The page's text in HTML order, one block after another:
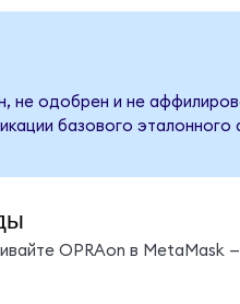
не одобрен и не
базового эталонного
OPRAon в